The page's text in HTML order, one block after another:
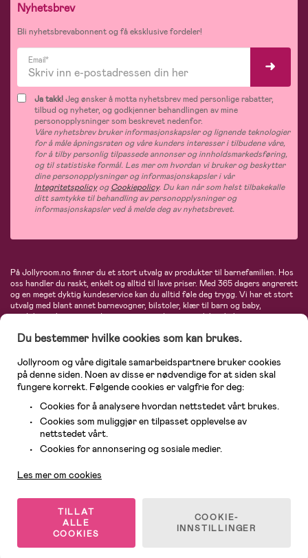
Nyhetsbrev
Bli nyhetsbrevabonnent og få eksklusive fordeler!
Email*
Ja takk!Jeg ønsker å motta nyhetsbrev med personlige rabatter,
tilbud og nyheter, og godkjenner behandlingen av mine
personopplysninger som beskrevet nedenfor.
Våre nyhetsbrev bruker informasjonskapsler og lignende teknologier
for å måle åpningsraten og våre kunders interesser i tilbudene våre,
for å tilby personlig tilpassede annonser og innholdsmarkedsføring,
og til statistiske formål. Les mer om hvordan vi bruker og beskytter
dine personopplysninger og informasjonskapsler i vår
IntegritetspolicyogCookiepolicy. Du kan når som helst tilbakekalle
ditt samtykke til behandling av personopplysninger og
informasjonskapsler ved å melde deg av nyhetsbrevet.
På Jollyroom.no finner du et stort utvalg av produkter til barnefamilien. Hos
oss handler du raskt, enkelt og alltid til lave priser. Med 365 dagers angrerett
og en meget dyktig kundeservice kan du alltid føle deg trygg. Vi har et stort
utvalg med blant annet barnevogner, bilstoler, klær til barn og baby,
produkter til mor, mengder av inspirerende interiør, leker, babyustyr og mye
Maxi-Cosi, Baby Jogger, BabyBjörn, Didriksons, KidKraft, Ergobaby, Philips
største nettbutikk for barn og baby!
Du bestemmer hvilke cookies som kan brukes.
Jollyroom og våre digitale samarbeidspartnere bruker cookies
på denne siden. Noen av disse er nødvendige for at siden skal
fungere korrekt. Følgende cookies er valgfrie for deg:
Cookies for å analysere hvordan nettstedet vårt brukes.
Cookies som muliggjør en tilpasset opplevelse av
nettstedet vårt.
Cookies for annonsering og sosiale medier.
Les mer om cookies
TILLAT
ALLE
COOKIES
COOKIE-
INNSTILLINGER